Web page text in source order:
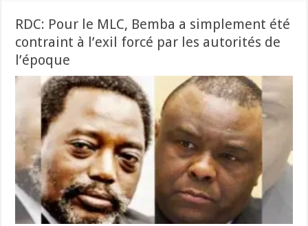
RDC: Pour le MLC, Bemba a simplement été
contraint à l’exil forcé par les autorités de
l’époque